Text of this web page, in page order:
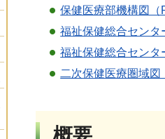
保健医療部機構図（
福祉保健総合センタ
福祉保健総合センタ
二次保健医療圏域図